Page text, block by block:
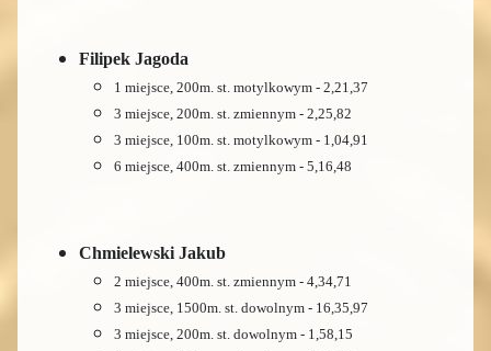
Filipek Jagoda
1 miejsce, 200m. st. motylkowym - 2,21,37
3 miejsce, 200m. st. zmiennym - 2,25,82
3 miejsce, 100m. st. motylkowym - 1,04,91
6 miejsce, 400m. st. zmiennym - 5,16,48
Chmielewski Jakub
2 miejsce, 400m. st. zmiennym - 4,34,71
3 miejsce, 1500m. st. dowolnym - 16,35,97
3 miejsce, 200m. st. dowolnym - 1,58,15